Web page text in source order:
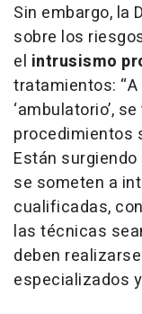
Sin embargo, la
sobre los
el intrusismo
tratamientos:
‘ambulatorio’,
procedimientos
Están
se someten a
cualificadas,
las técnicas
deben
especializados